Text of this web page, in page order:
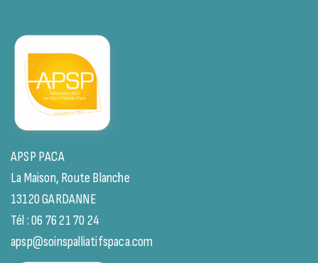
APSP PACA
La Maison, Route Blanche
13120 GARDANNE
Tél : 06 76 21 70 24
apsp@soinspalliatifspaca.com